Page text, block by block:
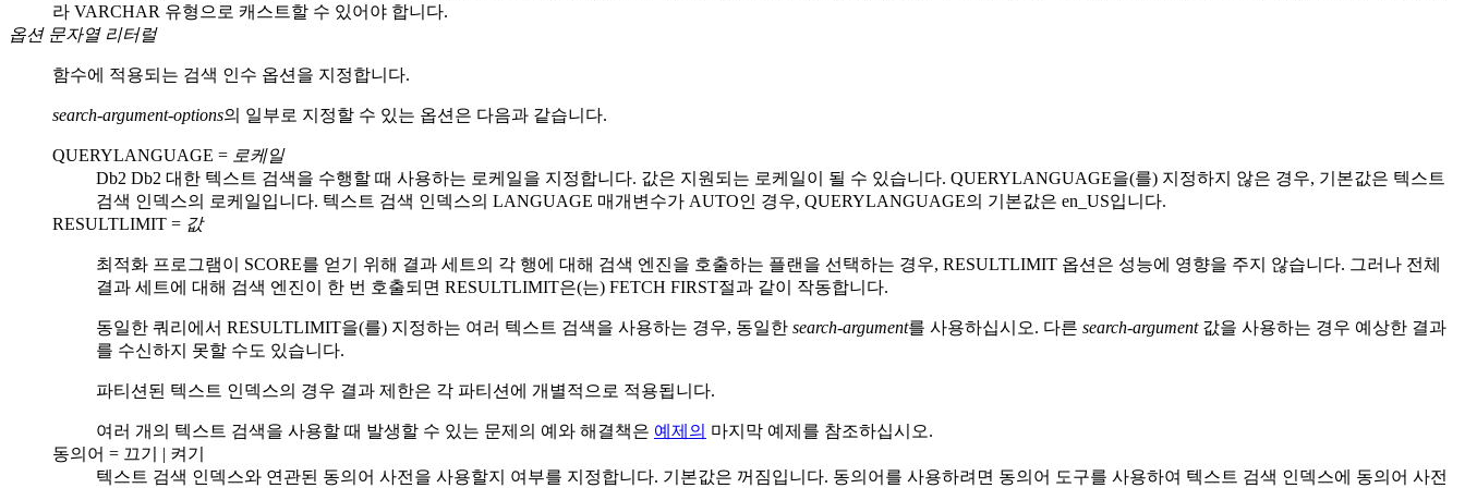
라 VARCHAR 유형으로 캐스트할 수 있어야 합니다.
옵션 문자열 리터럴
함수에 적용되는 검색 인수 옵션을 지정합니다.
search-argument-options의 일부로 지정할 수 있는 옵션은 다음과 같습니다.
QUERYLANGUAGE = 로케일
Db2 Db2 대한 텍스트 검색을 수행할 때 사용하는 로케일을 지정합니다. 값은 지원되는 로케일이 될 수 있습니다. QUERYLANGUAGE을(를) 지정하지 않은 경우, 기본값은 텍스트
검색 인덱스의 로케일입니다. 텍스트 검색 인덱스의 LANGUAGE 매개변수가 AUTO인 경우, QUERYLANGUAGE의 기본값은 en_US입니다.
RESULTLIMIT = 값
최적화 프로그램이 SCORE를 얻기 위해 결과 세트의 각 행에 대해 검색 엔진을 호출하는 플랜을 선택하는 경우, RESULTLIMIT 옵션은 성능에 영향을 주지 않습니다. 그러나 전체
결과 세트에 대해 검색 엔진이 한 번 호출되면 RESULTLIMIT은(는) FETCH FIRST절과 같이 작동합니다.
동일한 쿼리에서 RESULTLIMIT을(를) 지정하는 여러 텍스트 검색을 사용하는 경우, 동일한 search-argument를 사용하십시오. 다른 search-argument값을 사용하는 경우 예상한 결과
를 수신하지 못할 수도 있습니다.
파티션된 텍스트 인덱스의 경우 결과 제한은 각 파티션에 개별적으로 적용됩니다.
여러 개의 텍스트 검색을 사용할 때 발생할 수 있는 문제의 예와 해결책은 예제의 마지막 예제를 참조하십시오.
동의어 = 끄기 | 켜기
텍스트 검색 인덱스와 연관된 동의어 사전을 사용할지 여부를 지정합니다. 기본값은 꺼짐입니다. 동의어를 사용하려면 동의어 도구를 사용하여 텍스트 검색 인덱스에 동의어 사전